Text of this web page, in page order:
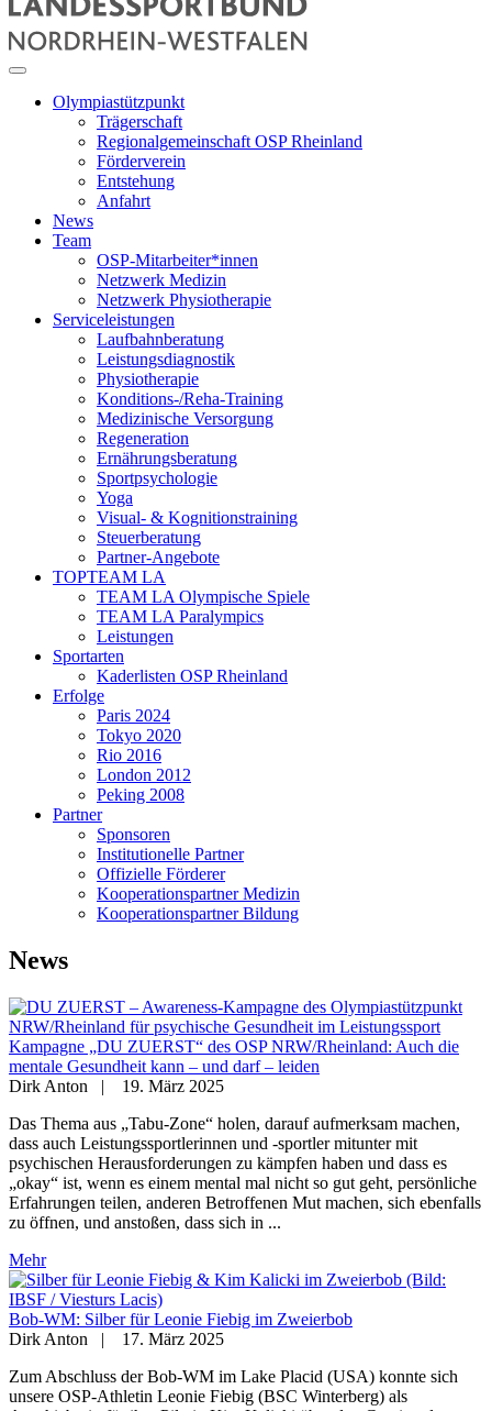
Olympiastützpunkt
Trägerschaft
Regionalgemeinschaft OSP Rheinland
Förderverein
Entstehung
Anfahrt
News
Team
OSP-Mitarbeiter*innen
Netzwerk Medizin
Netzwerk Physiotherapie
Serviceleistungen
Laufbahnberatung
Leistungsdiagnostik
Physiotherapie
Konditions-/Reha-Training
Medizinische Versorgung
Regeneration
Ernährungsberatung
Sportpsychologie
Yoga
Visual- & Kognitionstraining
Steuerberatung
Partner-Angebote
TOPTEAM LA
TEAM LA Olympische Spiele
TEAM LA Paralympics
Leistungen
Sportarten
Kaderlisten OSP Rheinland
Erfolge
Paris 2024
Tokyo 2020
Rio 2016
London 2012
Peking 2008
Partner
Sponsoren
Institutionelle Partner
Offizielle Förderer
Kooperationspartner Medizin
Kooperationspartner Bildung
News
Kampagne „DU ZUERST“ des OSP NRW/Rheinland: Auch die
mentale Gesundheit kann – und darf – leiden
Dirk Anton | 19. März 2025
Das Thema aus „Tabu-Zone“ holen, darauf aufmerksam machen,
dass auch Leistungssportlerinnen und -sportler mitunter mit
psychischen Herausforderungen zu kämpfen haben und dass es
„okay“ ist, wenn es einem mental mal nicht so gut geht, persönliche
Erfahrungen teilen, anderen Betroffenen Mut machen, sich ebenfalls
zu öffnen, und anstoßen, dass sich in ...
Mehr
Bob-WM: Silber für Leonie Fiebig im Zweierbob
Dirk Anton | 17. März 2025
Zum Abschluss der Bob-WM im Lake Placid (USA) konnte sich
unsere OSP-Athletin Leonie Fiebig (BSC Winterberg) als